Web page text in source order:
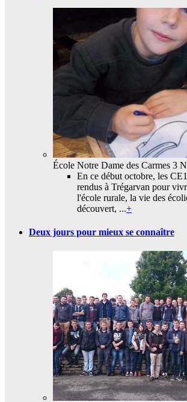
École Notre Dame des Carmes 3
En ce début octobre, les
rendus à Trégarvan pour
l'école rurale, la vie des
découvert, ...+
Deux jours pour mieux se connaître